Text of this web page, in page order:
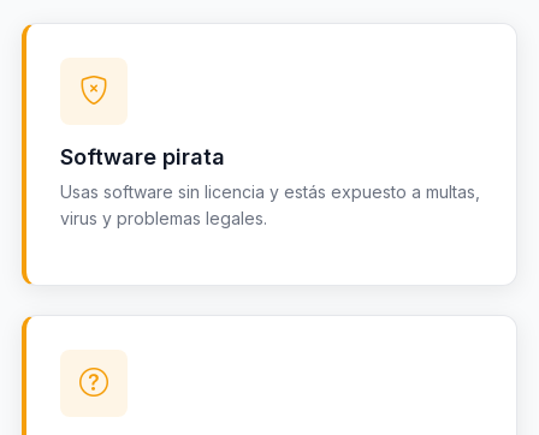
Software pirata
Usas software sin licencia y estás expuesto a multas,
virus y problemas legales.